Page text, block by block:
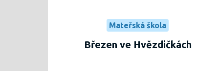
Mateřská škola
Březen ve Hvězdičkách